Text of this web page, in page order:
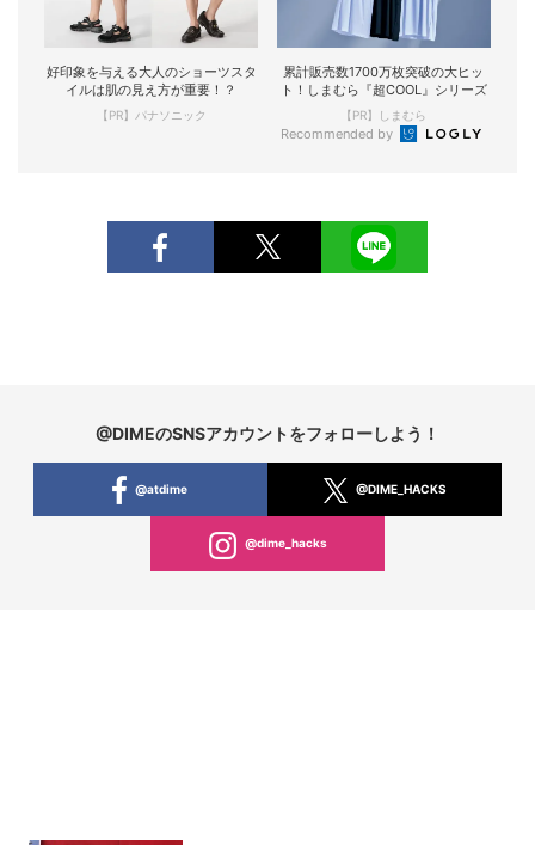
好印象を与える大人のショーツスタ
イルは肌の見え方が重要！？
【PR】パナソニック
累計販売数1700万枚突破の大ヒッ
ト！しまむら『超COOL』シリーズ
【PR】しまむら
Recommended by
@DIMEのSNSアカウントをフォローしよう！
@atdime @DIME_HACKS
@dime_hacks